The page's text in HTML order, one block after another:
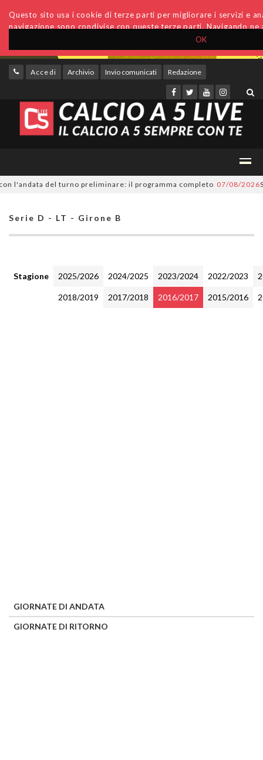
OK
Questo sito usa i cookie di terze parti per migliorare i servizi e
navigazione sono condivise con queste terze parti. Navigando
Accedi Archivio Invio comunicati Redazione
del turno preliminare: il programma completo 07/08/2026
Serie D - LT - Girone B
Stagione 2025/2026 2024/2025 2023/2024 2022/2023
2018/2019 2017/2018 2016/2017 2015/2016
GIORNATE DI ANDATA
GIORNATE DI RITORNO